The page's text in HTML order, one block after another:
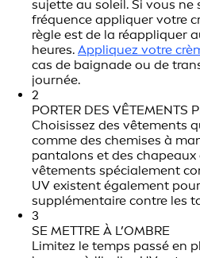
sujette au soleil. Si vous ne
fréquence appliquer votre
règle est de la réappliquer
heures. Appliquez votre
cas de baignade ou de
journée.
2
PORTER DES VÊTEMENTS
Choisissez des vêtements
comme des chemises à
pantalons et des chapeaux
vêtements spécialement
UV existent également
supplémentaire contre les
3
SE METTRE À L’OMBRE
Limitez le temps passé en